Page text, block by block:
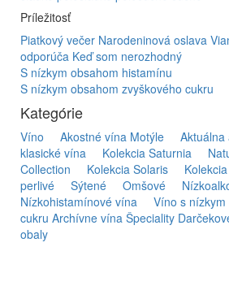
Príležitosť
Piatkový večer Narodeninová oslava
odporúča Keď som nerozhodný
S nízkym obsahom histamínu
S nízkym obsahom zvyškového cukru
Kategórie
Víno Akostné vína Motýle Aktuálna
klasické vína
Kolekcia Saturnia
Collection
Kolekcia Solaris Kolekcia
perlivé
Sýtené Omšové
Nízkohistamínové vína
Víno s nízkym
cukru Archívne vína Špeciality
obaly